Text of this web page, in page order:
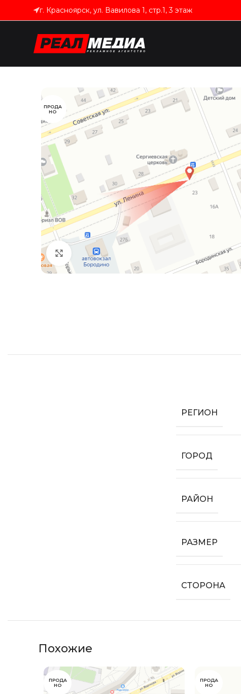
г. Красноярск, ул. Вавилова 1, стр.1, 3 этаж
ПРОДА
НО
Увеличить
РЕГИОН
ГОРОД
РАЙОН
РАЗМЕР
СТОРОНА
Похожие
ПРОДА
НО
ПРОДА
НО